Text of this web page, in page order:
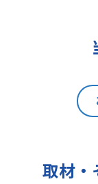
ご提出
正、追
去及び
「開示
は、後
取材・